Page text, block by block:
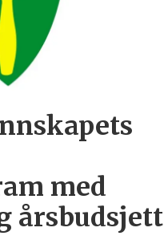
med
årsbudsjett